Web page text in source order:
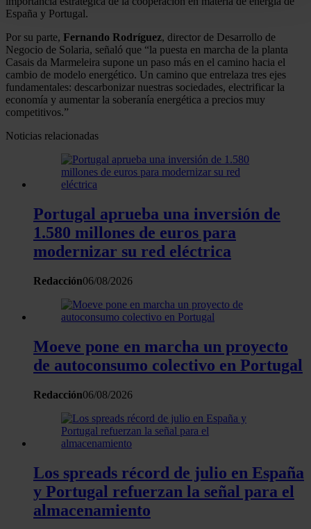
para buscar características específicas (huellas
Obtenga más información sobre cómo se procesan sus
datos personales y establezca sus preferencias en la
sección de datos. Puede cambiar o retirar su
consentimiento en cualquier momento en la Declaración
de cookies.
Las cookies de este sitio web se usan para personalizar
el contenido y los anuncios, ofrecer funciones de redes
sociales y analizar el tráfico. Además, compartimos
información sobre el uso que haga del sitio web con
nuestros partners de redes sociales, publicidad y análisis
web, quienes pueden combinarla con otra información
que les haya proporcionado o que hayan recopilado a
partir del uso que haya hecho de sus servicios.
España y Portugal.
Por su parte, Fernando Rodríguez, director de Desarrollo de
Negocio de Solaria, señaló que “la puesta en marcha de la planta
Casais da Marmeleira supone un paso más en el camino hacia el
cambio de modelo energético. Un camino que entrelaza tres ejes
fundamentales: descarbonizar nuestras sociedades, electrificar la
economía y aumentar la soberanía energética a precios muy
competitivos.”
Noticias relacionadas
Portugal aprueba una inversión de
1.580 millones de euros para
modernizar su red eléctrica
Redacción06/08/2026
Moeve pone en marcha un proyecto
de autoconsumo colectivo en Portugal
Redacción06/08/2026
Los spreads récord de julio en España
y Portugal refuerzan la señal para el
almacenamiento